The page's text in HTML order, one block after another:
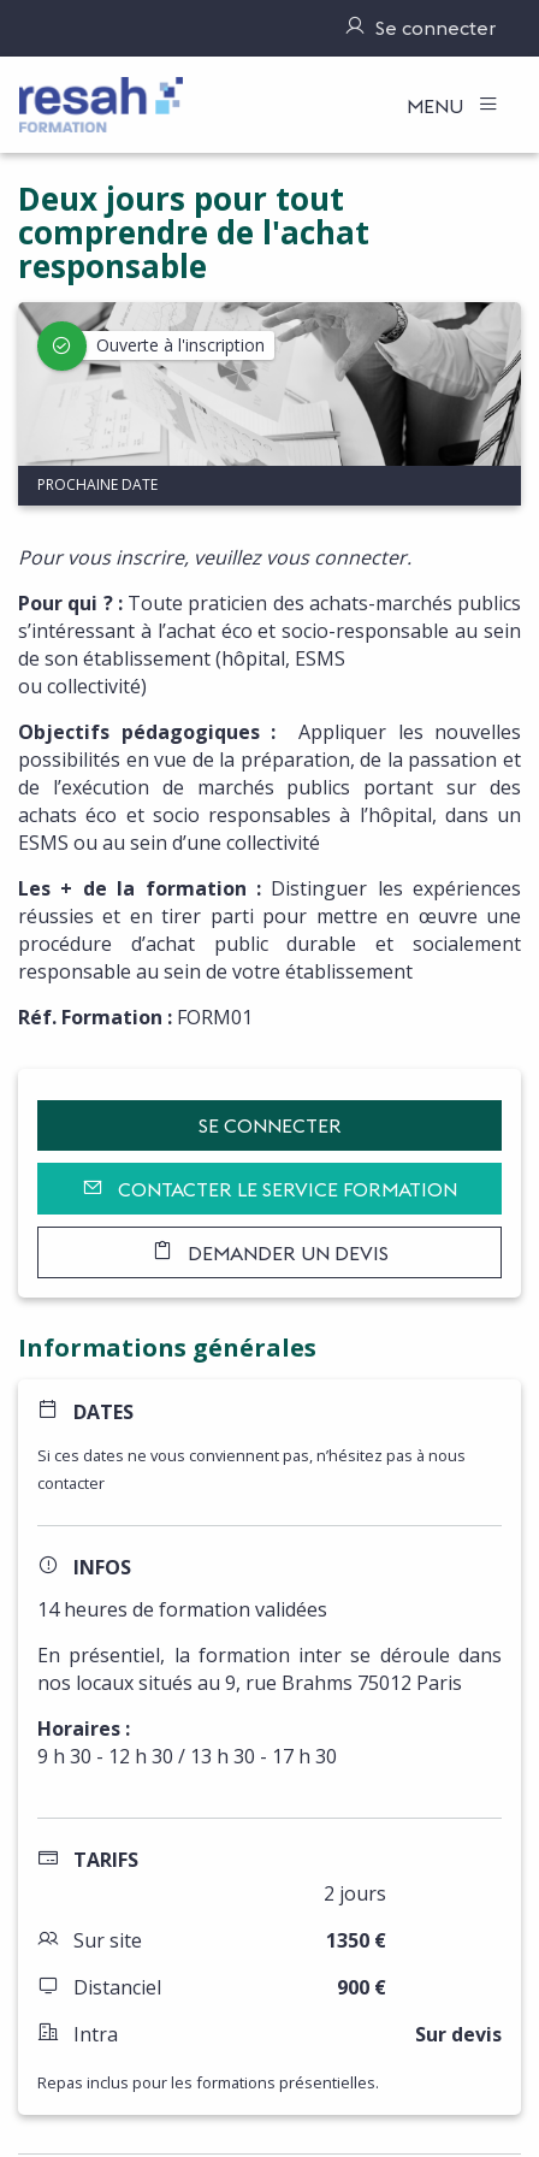
Se connecter
Logo Resah MENU
Deux jours pour tout
comprendre de l'achat
responsable
Ouverte à l'inscription
PROCHAINE DATE
Pour vous inscrire, veuillez vous connecter.
Pour qui ? :Toute praticien des achats-marchés publics
s’intéressant à l’achat éco et socio-responsable au sein
de son établissement (hôpital, ESMS
ou collectivité)
Objectifs pédagogiques :
Appliquer les nouvelles
possibilités en vue de la préparation, de la passation et
de l’exécution de marchés publics portant sur des
achats éco et socio responsables à l’hôpital, dans un
ESMS ou au sein d’une collectivité
Les + de la formation : Distinguer les expériences
réussies et en tirer parti pour mettre en œuvre une
procédure d’achat public durable et socialement
responsable au sein de votre établissement
Réf. Formation : FORM01
SE CONNECTER
CONTACTER LE SERVICE FORMATION
DEMANDER UN DEVIS
Informations générales
DATES
Si ces dates ne vous conviennent pas, n’hésitez pas à nous
contacter
INFOS
14 heures de formation validées
En présentiel, la formation inter se déroule dans
nos locaux situés au 9, rue Brahms 75012 Paris
Horaires :
9 h 30 - 12 h 30 / 13 h 30 - 17 h 30
TARIFS
2 jours
Sur site
1350€
Distanciel
900€
Intra
Sur devis
Repas inclus pour les formations présentielles.